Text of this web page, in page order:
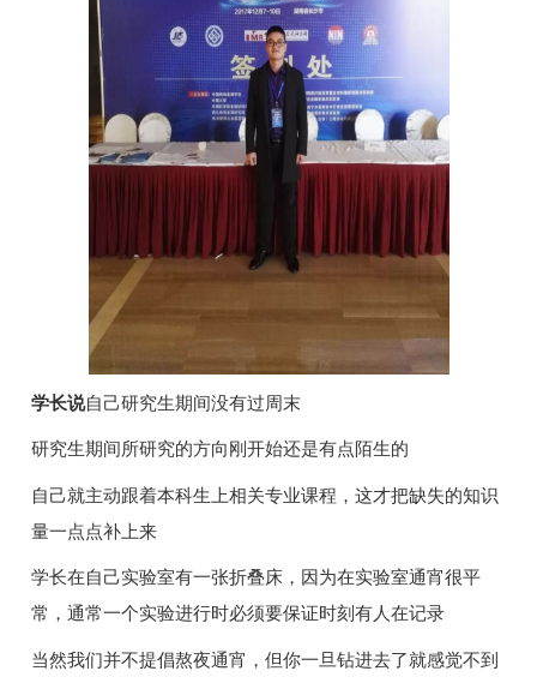
学长说自己研究生期间没有过周末
研究生期间所研究的方向刚开始还是有点陌生的
自己就主动跟着本科生上相关专业课程，这才把缺失的知识
量一点点补上来
学长在自己实验室有一张折叠床，因为在实验室通宵很平
常，通常一个实验进行时必须要保证时刻有人在记录
当然我们并不提倡熬夜通宵，但你一旦钻进去了就感觉不到